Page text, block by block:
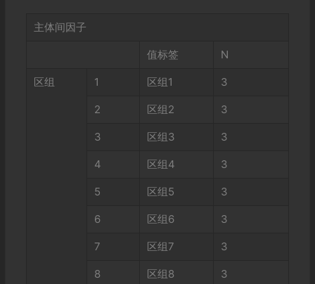
主体间因子
值标签 N
区组 1 区组1 3
2 区组2 3
3 区组3 3
4 区组4 3
5 区组5 3
6 区组6 3
7 区组7 3
8 区组8 3